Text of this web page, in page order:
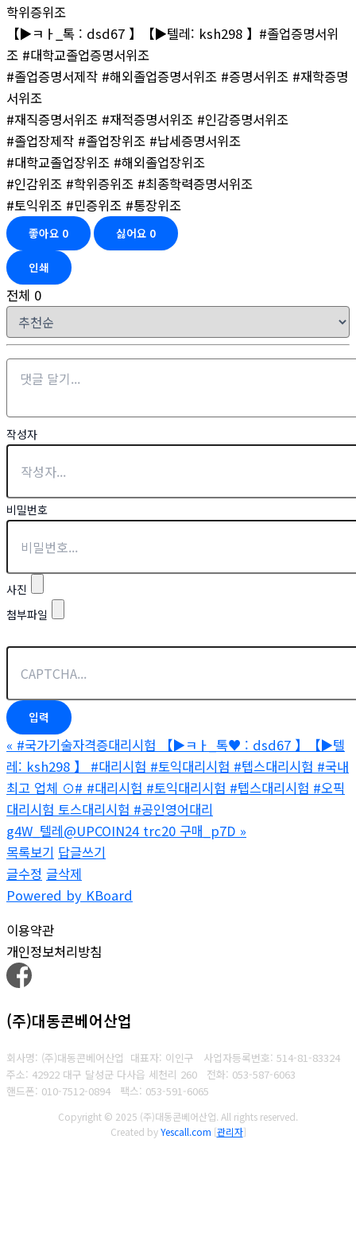
학위증위조
【▶ㅋㅏ_톡 : dsd67 】【▶텔레: ksh298 】#졸업증명서위
조 #대학교졸업증명서위조
#졸업증명서제작 #해외졸업증명서위조 #증명서위조 #재학증명
서위조
#재직증명서위조 #재적증명서위조 #인감증명서위조
#졸업장제작 #졸업장위조 #납세증명서위조
#대학교졸업장위조 #해외졸업장위조
#인감위조 #학위증위조 #최종학력증명서위조
#토익위조 #민증위조 #통장위조
좋아요 0 싫어요 0
인쇄
전체 0
작성자
비밀번호
사진
첨부파일
« #국가기술자격증대리시험 【▶ㅋㅏ_톡♥ : dsd67 】【▶텔
레: ksh298 】 #대리시험 #토익대리시험 #텝스대리시험 #국내
최고 업체 ⊙# #대리시험 #토익대리시험 #텝스대리시험 #오픽
대리시험 토스대리시험 #공인영어대리
g4W_텔레@UPCOIN24 trc20 구매_p7D »
목록보기 답글쓰기
글수정 글삭제
Powered by KBoard
이용약관
개인정보처리방침
(주)대동콘베어산업
회사명: (주)대동콘베어산업 대표자: 이인구 사업자등록번호: 514-81-83324
주소: 42922 대구 달성군 다사읍 세천리 260 전화: 053-587-6063
핸드폰: 010-7512-0894
팩스: 053-591-6065
Copyright © 2025 (주)대동콘베어산업. All rights reserved.
Created byYescall.com [관리자]